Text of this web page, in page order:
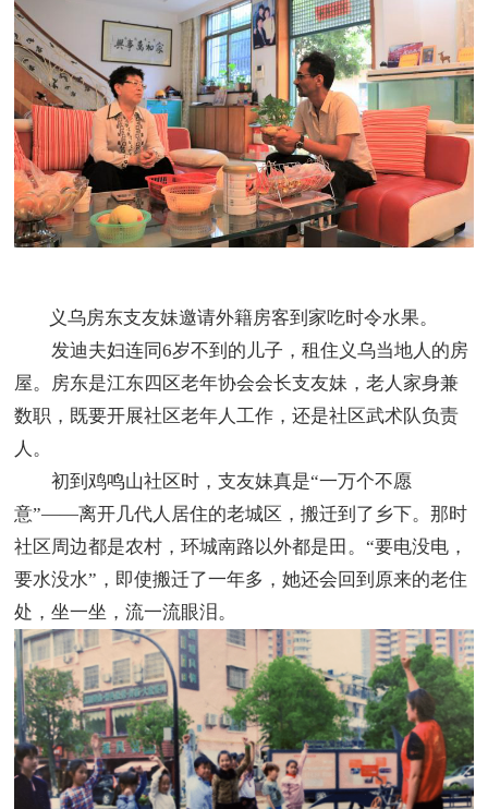
义乌房东支友妹邀请外籍房客到家吃时令水果。
发迪夫妇连同6岁不到的儿子，租住义乌当地人的房
屋。房东是江东四区老年协会会长支友妹，老人家身兼
数职，既要开展社区老年人工作，还是社区武术队负责
人。
初到鸡鸣山社区时，支友妹真是“一万个不愿
意”——离开几代人居住的老城区，搬迁到了乡下。那时
社区周边都是农村，环城南路以外都是田。“要电没电，
要水没水”，即使搬迁了一年多，她还会回到原来的老住
处，坐一坐，流一流眼泪。